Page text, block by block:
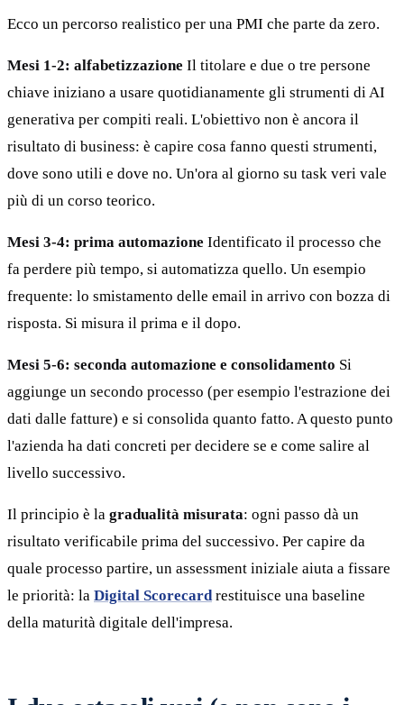
Ecco un percorso realistico per una PMI che parte da zero.
Mesi 1-2: alfabetizzazione Il titolare e due o tre persone
chiave iniziano a usare quotidianamente gli strumenti di AI
generativa per compiti reali. L'obiettivo non è ancora il
risultato di business: è capire cosa fanno questi strumenti,
dove sono utili e dove no. Un'ora al giorno su task veri vale
più di un corso teorico.
Mesi 3-4: prima automazione Identificato il processo che
fa perdere più tempo, si automatizza quello. Un esempio
frequente: lo smistamento delle email in arrivo con bozza di
risposta. Si misura il prima e il dopo.
Mesi 5-6: seconda automazione e consolidamento Si
aggiunge un secondo processo (per esempio l'estrazione dei
dati dalle fatture) e si consolida quanto fatto. A questo punto
l'azienda ha dati concreti per decidere se e come salire al
livello successivo.
Il principio è la gradualità misurata: ogni passo dà un
risultato verificabile prima del successivo. Per capire da
quale processo partire, un assessment iniziale aiuta a fissare
le priorità: la Digital Scorecard restituisce una baseline
della maturità digitale dell'impresa.